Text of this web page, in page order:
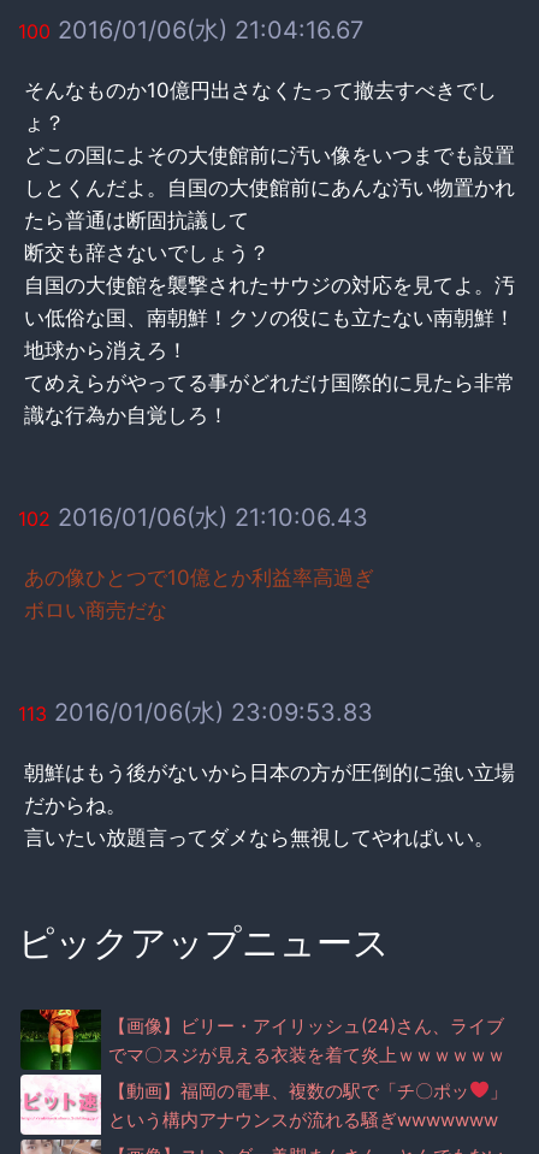
100 2016/01/06(水) 21:04:16.67
そんなものか10億円出さなくたって撤去すべきでし
ょ？
どこの国によその大使館前に汚い像をいつまでも設置
しとくんだよ。自国の大使館前にあんな汚い物置かれ
たら普通は断固抗議して
断交も辞さないでしょう？
自国の大使館を襲撃されたサウジの対応を見てよ。汚
い低俗な国、南朝鮮！クソの役にも立たない南朝鮮！
地球から消えろ！
てめえらがやってる事がどれだけ国際的に見たら非常
識な行為か自覚しろ！
102 2016/01/06(水) 21:10:06.43
あの像ひとつで10億とか利益率高過ぎ
ボロい商売だな
113 2016/01/06(水) 23:09:53.83
朝鮮はもう後がないから日本の方が圧倒的に強い立場
だからね。
言いたい放題言ってダメなら無視してやればいい。
ピックアップニュース
【画像】ビリー・アイリッシュ(24)さん、ライブ
でマ〇スジが見える衣装を着て炎上ｗｗｗｗｗｗ
ｗｗｗｗ
【動画】福岡の電車、複数の駅で「チ〇ポッ
」
という構内アナウンスが流れる騒ぎwwwwwww
ww